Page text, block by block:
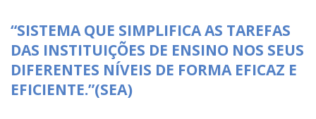
“SISTEMA QUE SIMPLIFICA AS TAREFAS
DAS INSTITUIÇÕES DE ENSINO NOS SEUS
DIFERENTES NÍVEIS DE FORMA EFICAZ E
EFICIENTE.”(SEA)